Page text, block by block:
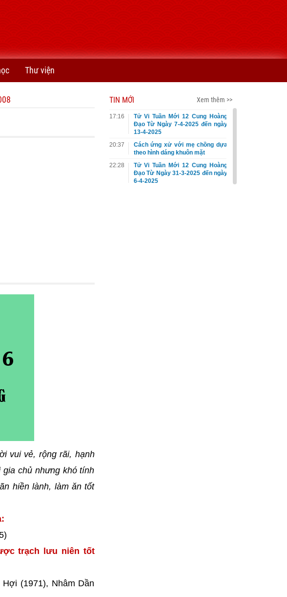
Thư viện
vui vẻ, rộng rãi, hạnh
chủ nhưng khó tính
hiền lành, làm ăn tốt
trạch lưu niên tốt
(1971), Nhâm Dần
TIN MỚI Xem thêm >>
17:16
Tử Vi Tuần Mới 12 Cung Hoàng
Đạo Từ Ngày 7-4-2025 đến ngày
13-4-2025
20:37
Cách ứng xử với mẹ chồng dựa
theo hình dáng khuôn mặt
22:28
Tử Vi Tuần Mới 12 Cung Hoàng
Đạo Từ Ngày 31-3-2025 đến ngày
6-4-2025